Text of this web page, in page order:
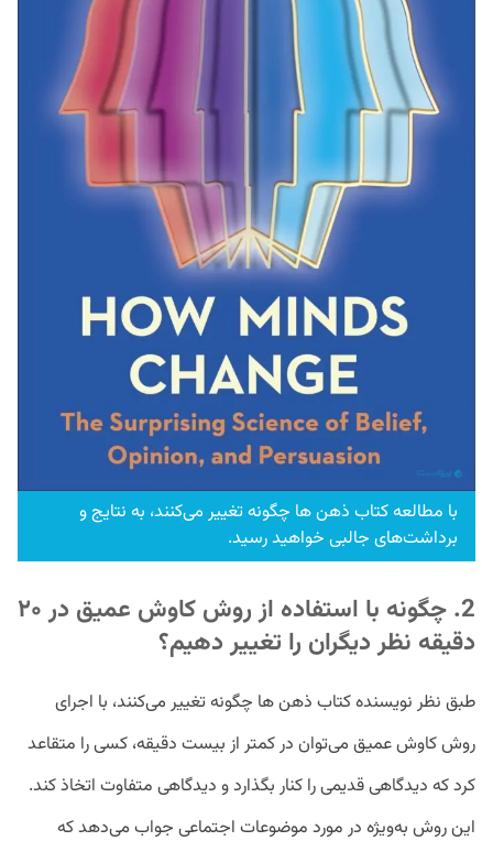
با مطالعه کتاب ذهن ها چگونه تغییر می‌کنند، به نتایج و
برداشت‌های جالبی خواهید رسید.
2. چگونه با استفاده از روش کاوش عمیق در ۲۰
دقیقه نظر دیگران را تغییر دهیم؟
طبق نظر نویسنده کتاب ذهن ها چگونه تغییر می‌کنند، با اجرای
روش کاوش عمیق می‌توان در کمتر از بیست دقیقه، کسی را متقاعد
کرد که دیدگاهی قدیمی را کنار بگذارد و دیدگاهی متفاوت اتخاذ کند.
این روش به‌ویژه در مورد موضوعات اجتماعی جواب می‌دهد که